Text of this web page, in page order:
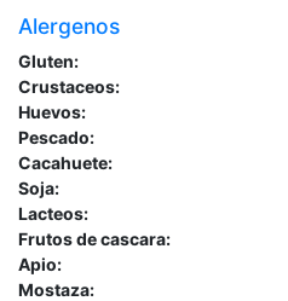
Alergenos
Gluten:
Crustaceos:
Huevos:
Pescado:
Cacahuete:
Soja:
Lacteos:
Frutos de cascara:
Apio:
Mostaza: